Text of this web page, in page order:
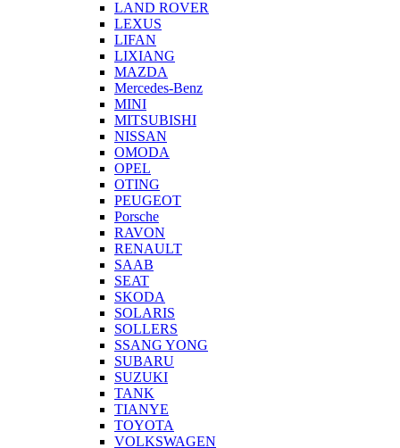
LAND ROVER
LEXUS
LIFAN
LIXIANG
MAZDA
Mercedes-Benz
MINI
MITSUBISHI
NISSAN
OMODA
OPEL
OTING
PEUGEOT
Porsche
RAVON
RENAULT
SAAB
SEAT
SKODA
SOLARIS
SOLLERS
SSANG YONG
SUBARU
SUZUKI
TANK
TIANYE
TOYOTA
VOLKSWAGEN